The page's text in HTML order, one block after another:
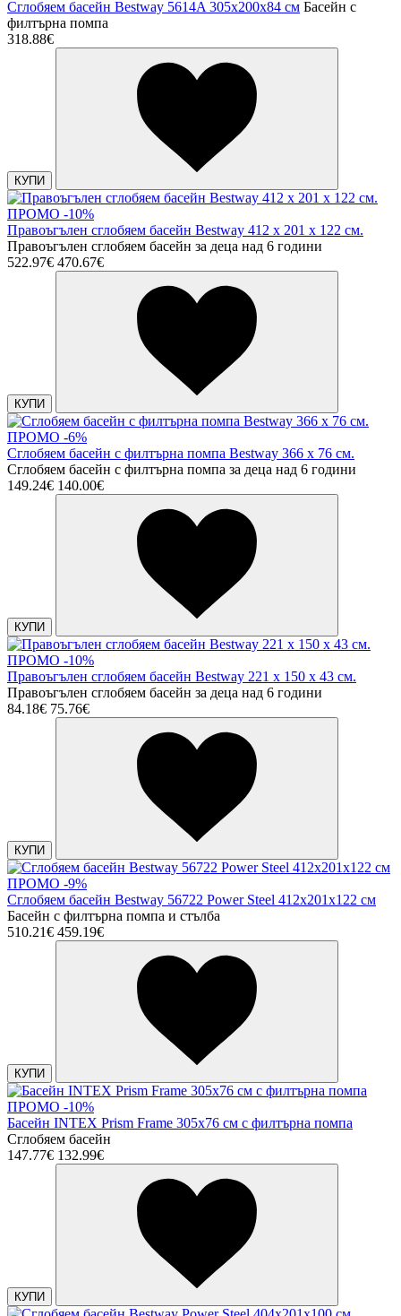
Сглобяем басейн Bestway 5614A 305x200x84 см Басейн с
филтърна помпа
318.88€
КУПИ
ПРОМО -10%
Правоъгълен сглобяем басейн Bestway 412 х 201 х 122 см.
Правоъгълен сглобяем басейн за деца над 6 години
522.97€ 470.67€
КУПИ
ПРОМО -6%
Сглобяем басейн с филтърна помпа Bestway 366 х 76 см.
Сглобяем басейн с филтърна помпа за деца над 6 години
149.24€ 140.00€
КУПИ
ПРОМО -10%
Правоъгълен сглобяем басейн Bestway 221 х 150 х 43 см.
Правоъгълен сглобяем басейн за деца над 6 години
84.18€ 75.76€
КУПИ
ПРОМО -9%
Сглобяем басейн Bestway 56722 Power Steel 412x201x122 см
Басейн с филтърна помпа и стълба
510.21€ 459.19€
КУПИ
ПРОМО -10%
Басейн INTEX Prism Frame 305x76 см с филтърна помпа
Сглобяем басейн
147.77€ 132.99€
КУПИ